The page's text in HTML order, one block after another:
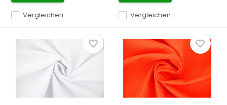
Vergleichen Vergleichen